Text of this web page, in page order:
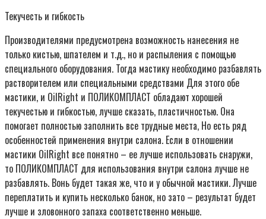
Текучесть и гибкость
Производителями предусмотрена возможность нанесения не
только кистью, шпателем и т.д., но и распыления с помощью
специального оборудования. Тогда мастику необходимо разбавлять
растворителем или специальными средствами Для этого обе
мастики, и OilRight и ПОЛИКОМПЛАСТ обладают хорошей
текучестью и гибкостью, лучше сказать, пластичностью. Она
помогает полностью заполнить все трудные места, Но есть ряд
особенностей применения внутри салона. Если в отношении
мастики OilRight все понятно – ее лучше использовать снаружи,
то ПОЛИКОМПЛАСТ для использования внутри салона лучше не
разбавлять. Вонь будет такая же, что и у обычной мастики. Лучше
переплатить и купить несколько банок, но зато – результат будет
лучше и зловонного запаха соответственно меньше.